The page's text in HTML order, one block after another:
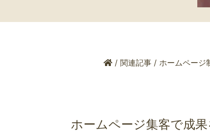
/ 関連記事 / ホームページ
ホームページ集客で成